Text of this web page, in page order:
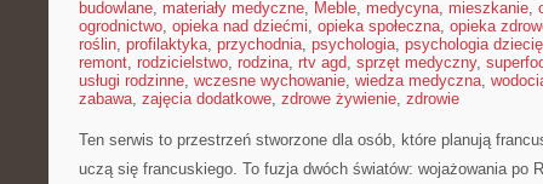
budowlane, materiały medyczne, Meble, medycyna, mieszkanie,
ogrodnictwo, opieka nad dziećmi, opieka społeczna, opieka
roślin, profilaktyka, przychodnia, psychologia, psychologia
remont, rodzicielstwo, rodzina, rtv agd, sprzęt medyczny,
usługi rodzinne, wczesne wychowanie, wiedza medyczna,
zabawa, zajęcia dodatkowe, zdrowe żywienie, zdrowie
Ten serwis to przestrzeń stworzone dla osób, które planują
uczą się francuskiego. To fuzja dwóch światów: wojażowania po